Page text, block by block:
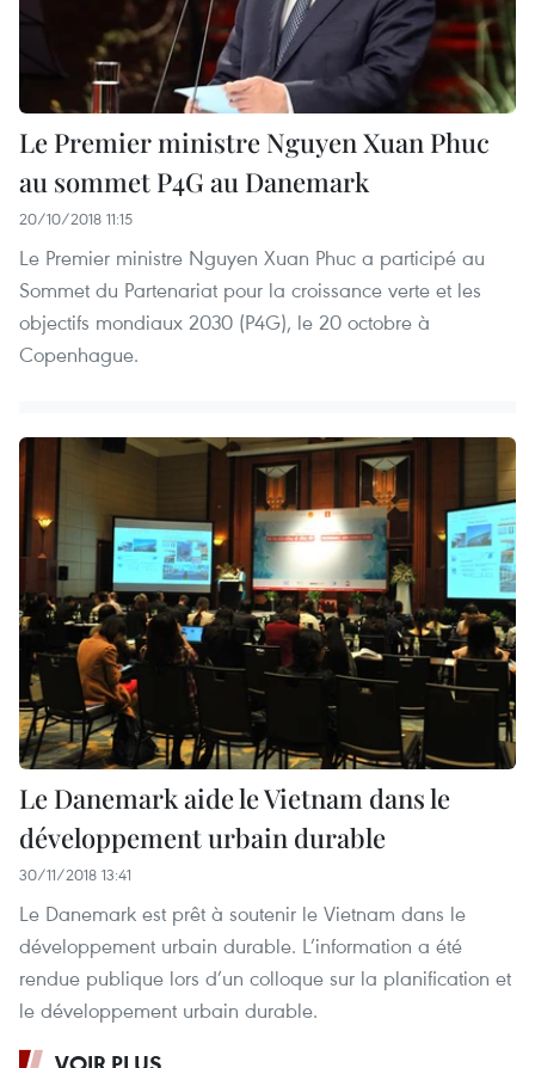
Le Premier ministre Nguyen Xuan Phuc
au sommet P4G au Danemark
20/10/2018 11:15
Le Premier ministre Nguyen Xuan Phuc a participé au
Sommet du Partenariat pour la croissance verte et les
objectifs mondiaux 2030 (P4G), le 20 octobre à
Copenhague.
Le Danemark aide le Vietnam dans le
développement urbain durable
30/11/2018 13:41
Le Danemark est prêt à soutenir le Vietnam dans le
développement urbain durable. L’information a été
rendue publique lors d’un colloque sur la planification et
le développement urbain durable.